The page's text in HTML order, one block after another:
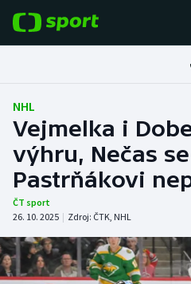
Fotbal
Hokej
Tenis
Atletika
Cyklistika
NHL
Vejmelka i
výhru, Nečas
Pastrňákovi
ČT sport
26. 10. 2025 | Zdroj: ČTK, NHL